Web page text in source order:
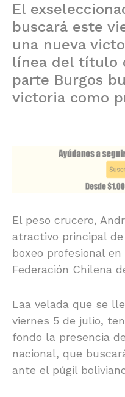
El
buscará este
una nueva
línea del título
parte Burgos
victoria como
El peso crucero,
atractivo principal
boxeo profesional
Federación Chilena
Laa velada que se
viernes 5 de julio,
fondo la presencia
nacional, que
ante el púgil